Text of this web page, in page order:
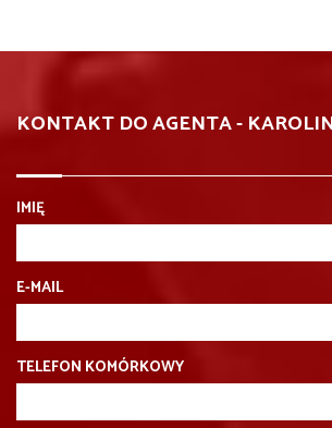
KONTAKT DO AGENTA -
IMIĘ
E-MAIL
TELEFON KOMÓRKOWY